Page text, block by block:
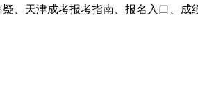
、天津成考报考指南、报名入口、成